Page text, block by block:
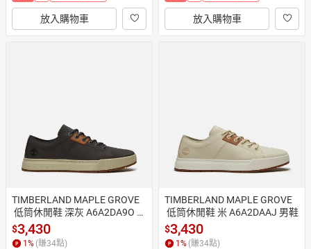
放入購物車 放入購物車
TIMBERLAND MAPLE GROVE
低筒休閒鞋 深灰 A6A2DA9O 男
鞋
$3,430
1% (賺34點)
TIMBERLAND MAPLE GROVE
低筒休閒鞋 米 A6A2DAAJ 男鞋
$3,430
1% (賺34點)